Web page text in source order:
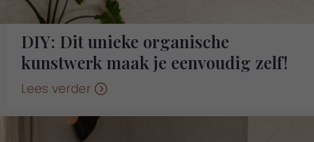
DIY: Dit unieke organische
kunstwerk maak je eenvoudig zelf!
Lees verder